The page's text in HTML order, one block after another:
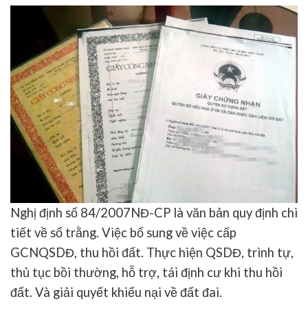
Nghị định số 84/2007NĐ-CP là văn bản quy định chi
tiết về sổ trằng. Việc bổ sung về việc cấp
GCNQSDĐ, thu hồi đất. Thực hiện QSDĐ, trình tự,
thủ tục bồi thường, hỗ trợ, tái định cư khi thu hồi
đất. Và giải quyết khiếu nại về đất đai.